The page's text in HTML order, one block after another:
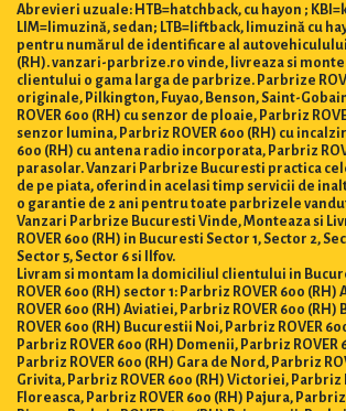
Abrevieri uzuale: HTB=hatchback, cu hayon ;
LIM=limuzină, sedan; LTB=liftback, limuzină cu
pentru numărul de identificare al
(RH). vanzari-parbrize.ro vinde, livreaza si
clientului o gama larga de parbrize. Parbrize
originale, Pilkington, Fuyao, Benson, Saint-
ROVER 600 (RH) cu senzor de ploaie, Parbriz
senzor lumina, Parbriz ROVER 600 (RH) cu
600 (RH) cu antena radio incorporata, Parbriz
parasolar. Vanzari Parbrize Bucuresti practica
de pe piata, oferind in acelasi timp servicii de
o garantie de 2 ani pentru toate parbrizele
Vanzari Parbrize Bucuresti Vinde, Monteaza si
ROVER 600 (RH) in Bucuresti Sector 1, Sector 2,
Sector 5, Sector 6 si Ilfov.
Livram si montam la domiciliul clientului in
ROVER 600 (RH) sector 1: Parbriz ROVER 600
ROVER 600 (RH) Aviatiei, Parbriz ROVER 600 (RH)
ROVER 600 (RH) Bucurestii Noi, Parbriz ROVER
Parbriz ROVER 600 (RH) Domenii, Parbriz
Parbriz ROVER 600 (RH) Gara de Nord, Parbriz
Grivita, Parbriz ROVER 600 (RH) Victoriei, Parbriz
Floreasca, Parbriz ROVER 600 (RH) Pajura, Parbriz